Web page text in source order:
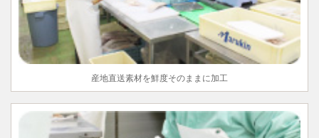
産地直送素材を鮮度そのままに加工